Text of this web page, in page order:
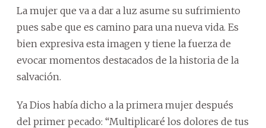
La mujer que va a dar a luz asume su sufrimiento
pues sabe que es camino para una nueva vida. Es
bien expresiva esta imagen y tiene la fuerza de
evocar momentos destacados de la historia de la
salvación.
Ya Dios había dicho a la primera mujer después
del primer pecado: “Multiplicaré los dolores de tus